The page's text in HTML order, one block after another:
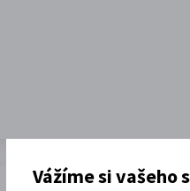
Vážíme si vašeho